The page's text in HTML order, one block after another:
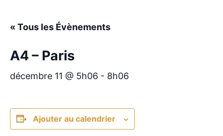
« Tous les Évènements
A4 – Paris
décembre 11 @ 5h06 - 8h06
Ajouter au calendrier